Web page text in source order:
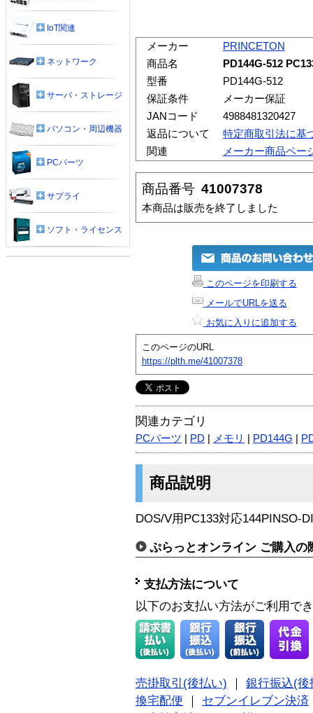
メーカー
PRINCETON
商品名
PD144G-512
型番
PD144G-512
保証条件
メーカー保証
JANコード
4988481320427
返品について
特定商取引法に基
関連
メーカー商品ペー
商品番号 41007378
本商品は販売を終了しました
このページを印刷する
メールでURLを送る
お気に入りに追加する
このページのURL
https://plth.me/41007378
関連カテゴリ
PCパーツ PD メモリ PD144G
商品説明
DOS/V用PC133対応144PINSO-
ぷらっとオンライン ご購入の
支払方法について
以下のお支払い方法がご利用で
売掛取引(後払い)
銀行振込(後
換宅配便
セブンイレブン決済
IoT関連
ネットワーク
サーバ・ストレージ
パソコン・周辺機器
PCパーツ
サプライ
ソフト・ライセンス